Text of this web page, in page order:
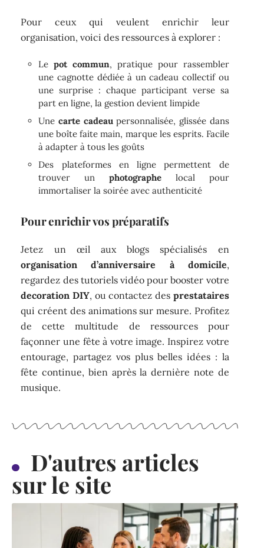
Pour ceux qui veulent enrichir leur
organisation, voici des ressources à explorer :
Lepot commun, pratique pour rassembler
une cagnotte dédiée à un cadeau collectif ou
une surprise : chaque participant verse sa
part en ligne, la gestion devient limpide
Unecarte cadeaupersonnalisée, glissée dans
une boîte faite main, marque les esprits. Facile
à adapter à tous les goûts
Des plateformes en ligne permettent de
trouver un photographe local pour
immortaliser la soirée avec authenticité
Pour enrichir vos préparatifs
Jetez un œil aux blogs spécialisés en
organisation d’anniversaire à domicile,
regardez des tutoriels vidéo pour booster votre
decoration DIY, ou contactez des prestataires
qui créent des animations sur mesure. Profitez
de cette multitude de ressources pour
façonner une fête à votre image. Inspirez votre
entourage, partagez vos plus belles idées : la
fête continue, bien après la dernière note de
musique.
D'autres articles
sur le site